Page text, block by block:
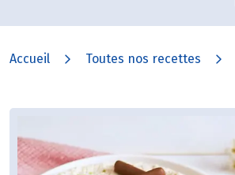
Accueil Toutes nos recettes